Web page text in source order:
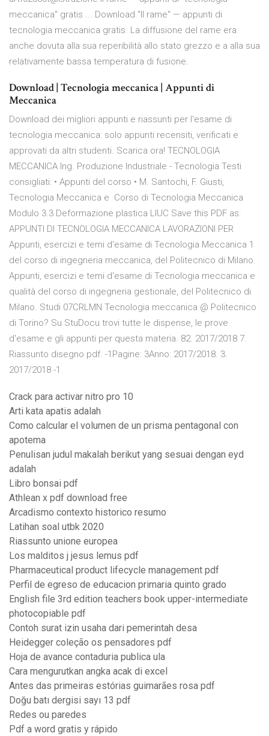
meccanica" gratis ... Download "Il rame" — appunti di
tecnologia meccanica gratis. La diffusione del rame era
anche dovuta alla sua reperibilità allo stato grezzo e a alla sua
relativamente bassa temperatura di fusione.
Download | Tecnologia meccanica | Appunti di
Meccanica
Download dei migliori appunti e riassunti per l'esame di
tecnologia meccanica: solo appunti recensiti, verificati e
approvati da altri studenti. Scarica ora! TECNOLOGIA
MECCANICA Ing. Produzione Industriale - Tecnologia Testi
consigliati: • Appunti del corso • M. Santochi, F. Giusti,
Tecnologia Meccanica e Corso di Tecnologia Meccanica
Modulo 3.3 Deformazione plastica LIUC Save this PDF as:
APPUNTI DI TECNOLOGIA MECCANICA LAVORAZIONI PER
Appunti, esercizi e temi d'esame di Tecnologia Meccanica 1
del corso di ingegneria meccanica, del Politecnico di Milano.
Appunti, esercizi e temi d'esame di Tecnologia meccanica e
qualità del corso di ingegneria gestionale, del Politecnico di
Milano. Studi 07CRLMN Tecnologia meccanica @ Politecnico
di Torino? Su StuDocu trovi tutte le dispense, le prove
d'esame e gli appunti per questa materia. 82. 2017/2018 7.
Riassunto disegno pdf. -1Pagine: 3Anno: 2017/2018. 3.
2017/2018 -1
Crack para activar nitro pro 10
Arti kata apatis adalah
Como calcular el volumen de un prisma pentagonal con
apotema
Penulisan judul makalah berikut yang sesuai dengan eyd
adalah
Libro bonsai pdf
Athlean x pdf download free
Arcadismo contexto historico resumo
Latihan soal utbk 2020
Riassunto unione europea
Los malditos j jesus lemus pdf
Pharmaceutical product lifecycle management pdf
Perfil de egreso de educacion primaria quinto grado
English file 3rd edition teachers book upper-intermediate
photocopiable pdf
Contoh surat izin usaha dari pemerintah desa
Heidegger coleção os pensadores pdf
Hoja de avance contaduria publica ula
Cara mengurutkan angka acak di excel
Antes das primeiras estórias guimarães rosa pdf
Doğu batı dergisi sayı 13 pdf
Redes ou paredes
Pdf a word gratis y rápido